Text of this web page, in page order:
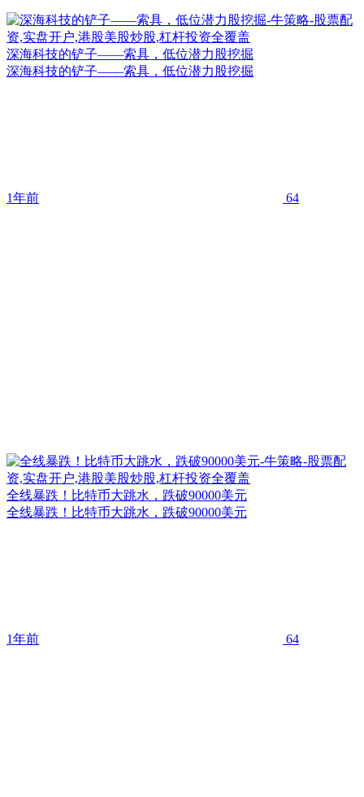
深海科技的铲子——索具，低位潜力股挖掘
深海科技的铲子——索具，低位潜力股挖掘
1年前 64
全线暴跌！比特币大跳水，跌破90000美元
全线暴跌！比特币大跳水，跌破90000美元
1年前 64